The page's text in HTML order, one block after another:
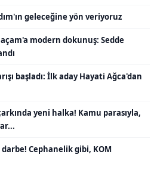
geleceğine yön veriyoruz
modern dokunuş: Sedde
başladı: İlk aday Hayati Ağca'dan
yeni halka! Kamu parasıyla,
Cephanelik gibi, KOM